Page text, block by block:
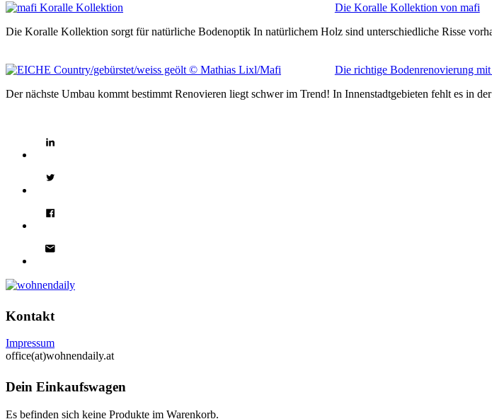
Die Koralle Kollektion von mafi
Die Koralle Kollektion sorgt für natürliche Bodenoptik In natürlichem Holz sind unterschiedliche Risse
Die richtige Bodenrenovierung
Der nächste Umbau kommt bestimmt Renovieren liegt schwer im Trend! In Innenstadtgebieten fehlt es in
Kontakt
Impressum
office(at)wohnendaily.at
Dein Einkaufswagen
Es befinden sich keine Produkte im Warenkorb.